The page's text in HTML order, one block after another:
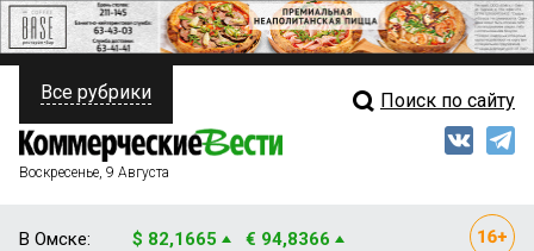
ПОЛИТИКА
ФИНАНСЫ
Свежий выпуск
Все рубрики Поиск по сайту
Воскресенье, 9 Августа
В Омске: $ 82,1665 € 94,8366